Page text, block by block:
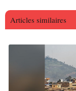
Articles similaires